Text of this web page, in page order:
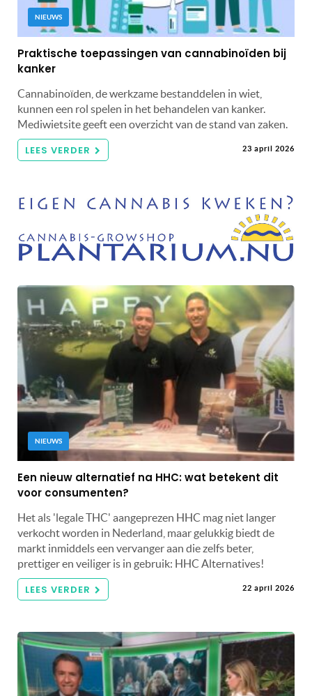
NIEUWS
Praktische toepassingen van cannabinoïden bij
kanker
Cannabinoïden, de werkzame bestanddelen in wiet,
kunnen een rol spelen in het behandelen van kanker.
Mediwietsite geeft een overzicht van de stand van zaken.
LEES VERDER 23 april 2026
NIEUWS
Een nieuw alternatief na HHC: wat betekent dit
voor consumenten?
Het als 'legale THC' aangeprezen HHC mag niet langer
verkocht worden in Nederland, maar gelukkig biedt de
markt inmiddels een vervanger aan die zelfs beter,
prettiger en veiliger is in gebruik: HHC Alternatives!
LEES VERDER 22 april 2026